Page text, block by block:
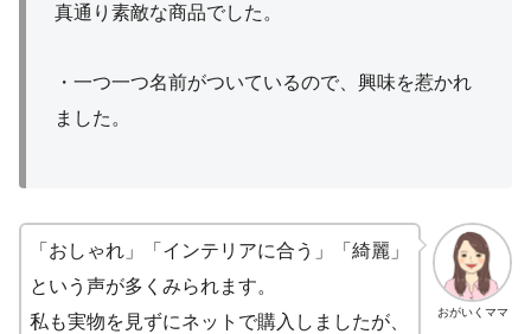
真通り素敵な商品でした。
・一つ一つ名前がついているので、興味を惹かれ
ました。
おがいくママ
「おしゃれ」「インテリアに合う」「綺麗」
という声が多くみられます。
私も実物を見ずにネットで購入しましたが、